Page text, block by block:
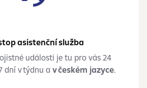
asistenční služba
události je tu pro vás 24
dní v týdnu a v českém jazyce.